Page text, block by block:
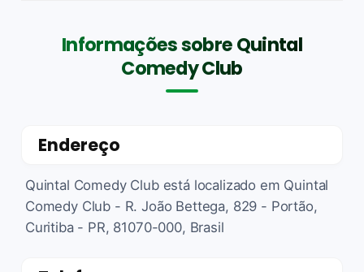
Informações sobre Quintal
Comedy Club
Endereço
Quintal Comedy Club está localizado em Quintal
Comedy Club - R. João Bettega, 829 - Portão,
Curitiba - PR, 81070-000, Brasil